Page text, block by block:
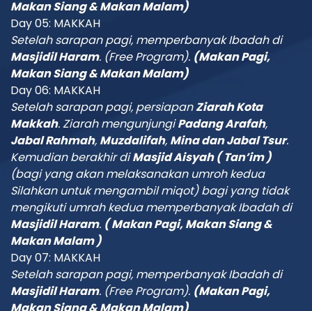
Makan Siang & Makan Malam)
Day 05: MAKKAH
Setelah sarapan pagi, memperbanyak Ibadah di
Masjidil Haram. (Free Program). (Makan Pagi,
Makan Siang & Makan Malam)
Day 06: MAKKAH
Setelah sarapan pagi, persiapanZiarah Kota
Makkah.ZiarahmengunjungiPadang Arafah,
Jabal Rahmah, Muzdalifah, Mina dan Jabal Tsur.
Kemudian berakhir diMasjid Aisyah ( Tan’im )
(bagi yang akan melaksanakan umroh kedua
Silahkan untuk mengambil miqot) bagi yang tidak
mengikuti umrah kedua memperbanyak Ibadah di
Masjidil Haram. ( Makan Pagi, Makan Siang &
Makan Malam )
Day 07: MAKKAH
Setelah sarapan pagi, memperbanyak Ibadah di
Masjidil Haram. (Free Program). (Makan Pagi,
Makan Siang & Makan Malam)